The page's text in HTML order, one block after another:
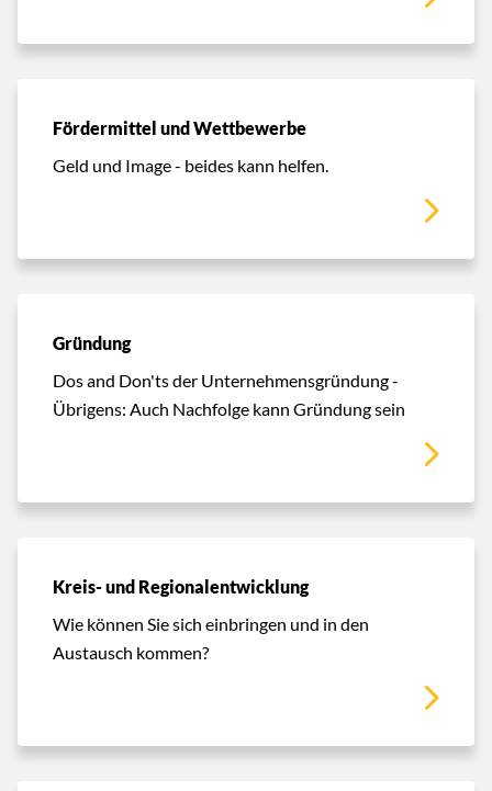
Fördermittel und Wettbewerbe
Geld und Image - beides kann helfen.
Gründung
Dos and Don'ts der Unternehmensgründung -
Übrigens: Auch Nachfolge kann Gründung sein
Kreis- und Regionalentwicklung
Wie können Sie sich einbringen und in den
Austausch kommen?